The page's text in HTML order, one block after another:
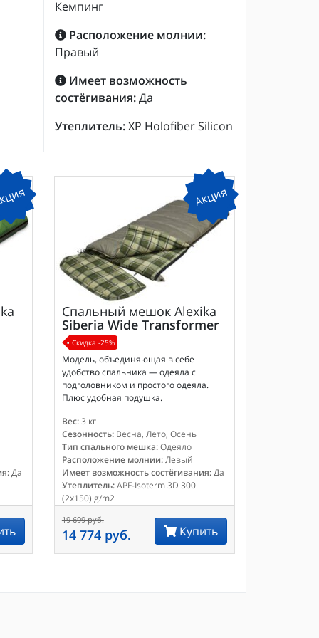
Кемпинг
Расположение молнии:
Правый
Имеет возможность
состёгивания:Да
Утеплитель:XP Holofiber Silicon
Да
Акция
Спальный мешок Alexika
Siberia Wide Transformer
Скидка -25%
Модель, объединяющая в себе
удобство спальника — одеяла с
подголовником и простого одеяла.
Плюс удобная подушка.
Вес:3 кг
Сезонность:Весна, Лето, Осень
Тип спального мешка:Одеяло
Расположение молнии:Левый
Имеет возможность состёгивания:Да
Утеплитель:APF-Isoterm 3D 300
(2x150) g/m2
19 699 руб.
14 774 руб. Купить